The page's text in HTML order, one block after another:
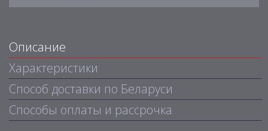
Описание
Характеристики
Способ доставки по Беларуси
Способы оплаты и рассрочка